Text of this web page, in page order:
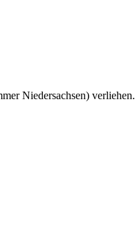
Niedersachsen) verliehen.